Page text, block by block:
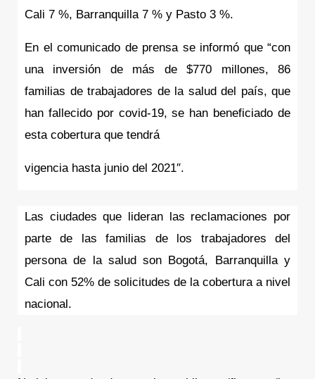
Cali 7 %, Barranquilla 7 % y Pasto 3 %.
En el comunicado de prensa se informó que “con
una inversión de más de $770 millones, 86
familias de trabajadores de la salud del país, que
han fallecido por covid-19, se han beneficiado de
esta cobertura que tendrá
vigencia hasta junio del 2021″.
Las ciudades que lideran las reclamaciones por
parte de las familias de los trabajadores del
persona de la salud son Bogotá, Barranquilla y
Cali con 52% de solicitudes de la cobertura a nivel
nacional.